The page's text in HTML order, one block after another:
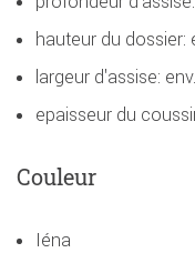
hauteur du dossier:
largeur d'assise:
epaisseur du
Couleur
Iéna